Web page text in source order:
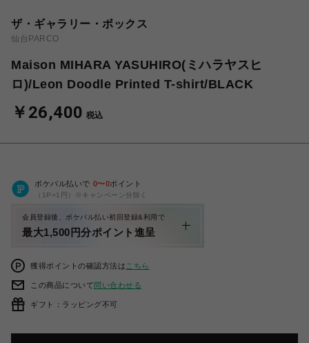
ザ・ギャラリー・ボックス
仙台PARCO
Maison MIHARA YASUHIRO(ミハラヤスヒ
ロ)/Leon Doodle Printed T-shirt/BLACK
￥26,400 税込
ポケパル払いで 0〜0ポイント
（1P=1円）※キャンペーン分除く
会員登録後、ポケパル払い初回登録&利用で
最大1,500円分ポイント進呈
獲得ポイントの確認方法は こちら
この商品について問い合わせる
ギフト：ラッピング不可